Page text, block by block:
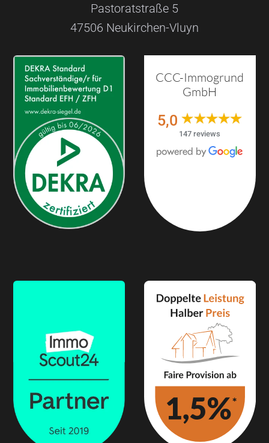
Pastoratstraße 5
47506 Neukirchen-Vluyn
CCC-Immogrund
GmbH
5,0
147 reviews